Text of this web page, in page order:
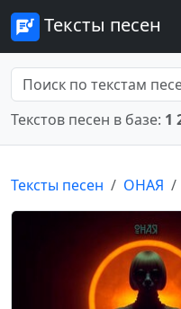
Тексты песен
Текстов песен в базе: 1
Тексты песен ОНАЯ